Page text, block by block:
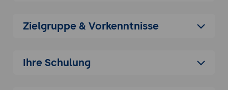
einschließlich Softwareentwicklung,
Einrichtung und Konfiguration von Taiga
Zielgruppe & Vorkenntnisse
Ihre Schulung